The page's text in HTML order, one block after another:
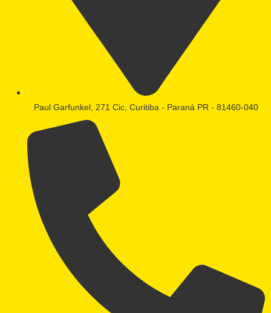
Paul Garfunkel, 271 Cic, Curitiba - Paraná PR - 81460-040